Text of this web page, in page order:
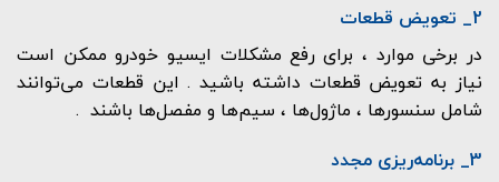
2_ تعویض قطعات
در برخی موارد ، برای رفع مشکلات ایسیو خودرو ممکن است
نیاز به تعویض قطعات داشته باشید . این قطعات می‌توانند
شامل سنسورها ، ماژول‌ها ، سیم‌ها و مفصل‌ها باشند .
3_ برنامه‌ریزی مجدد